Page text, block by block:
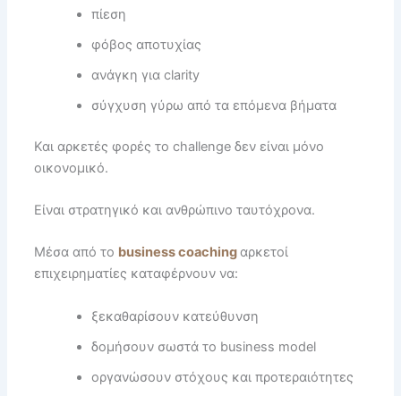
πίεση
φόβος αποτυχίας
ανάγκη για clarity
σύγχυση γύρω από τα επόμενα βήματα
Και αρκετές φορές το challenge δεν είναι μόνο
οικονομικό.
Είναι στρατηγικό και ανθρώπινο ταυτόχρονα.
Μέσα από το business coachingαρκετοί
επιχειρηματίες καταφέρνουν να:
ξεκαθαρίσουν κατεύθυνση
δομήσουν σωστά το business model
οργανώσουν στόχους και προτεραιότητες